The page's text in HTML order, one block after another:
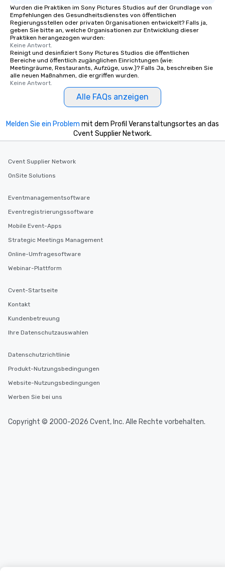
Wurden die Praktiken im Sony Pictures Studios auf der Grundlage von
Empfehlungen des Gesundheitsdienstes von öffentlichen
Regierungsstellen oder privaten Organisationen entwickelt? Falls ja,
geben Sie bitte an, welche Organisationen zur Entwicklung dieser
Praktiken herangezogen wurden:
Keine Antwort.
Reinigt und desinfiziert Sony Pictures Studios die öffentlichen
Bereiche und öffentlich zugänglichen Einrichtungen (wie:
Meetingräume, Restaurants, Aufzüge, usw.)? Falls Ja, beschreiben Sie
alle neuen Maßnahmen, die ergriffen wurden.
Keine Antwort.
Alle FAQs anzeigen
Melden Sie ein Problem mit dem Profil Veranstaltungsortes an das
Cvent Supplier Network.
Cvent Supplier Network
OnSite Solutions
Eventmanagementsoftware
Eventregistrierungssoftware
Mobile Event-Apps
Strategic Meetings Management
Online-Umfragesoftware
Webinar-Plattform
Cvent-Startseite
Kontakt
Kundenbetreuung
Ihre Datenschutzauswahlen
Datenschutzrichtlinie
Produkt-Nutzungsbedingungen
Website-Nutzungsbedingungen
Werben Sie bei uns
Copyright © 2000-2026 Cvent, Inc. Alle Rechte vorbehalten.